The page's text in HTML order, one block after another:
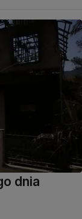
dnia